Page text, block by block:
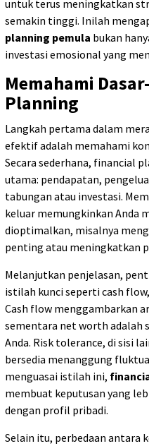
untuk terus meningkatkan
semakin tinggi. Inilah
planning pemula bukan
investasi emosional yang
Memahami
Planning
Langkah pertama dalam
efektif adalah memahami
Secara sederhana, financial
utama: pendapatan,
tabungan atau investasi.
keluar memungkinkan Anda
dioptimalkan, misalnya
penting atau meningkatkan
Melanjutkan penjelasan,
istilah kunci seperti cash
Cash flow menggambarkan
sementara net worth adalah
Anda. Risk tolerance, di sisi
bersedia menanggung
menguasai istilah ini,
membuat keputusan yang
dengan profil pribadi.
Selain itu, perbedaan antara